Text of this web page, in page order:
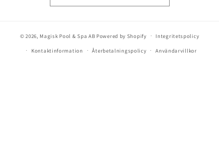
© 2026, Magisk Pool & Spa AB Powered by Shopify Integritetspolicy
Kontaktinformation Återbetalningspolicy Användarvillkor